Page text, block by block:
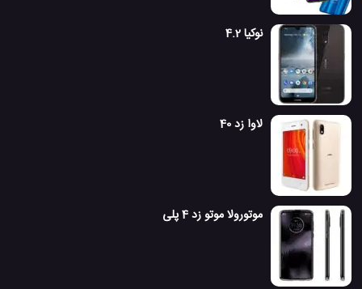
نوکیا 4.2
لاوا زد 40
موتورولا موتو زد 4 پلی